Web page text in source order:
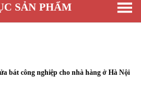
SẢN PHẨM
bát công nghiệp cho nhà hàng ở Hà Nội